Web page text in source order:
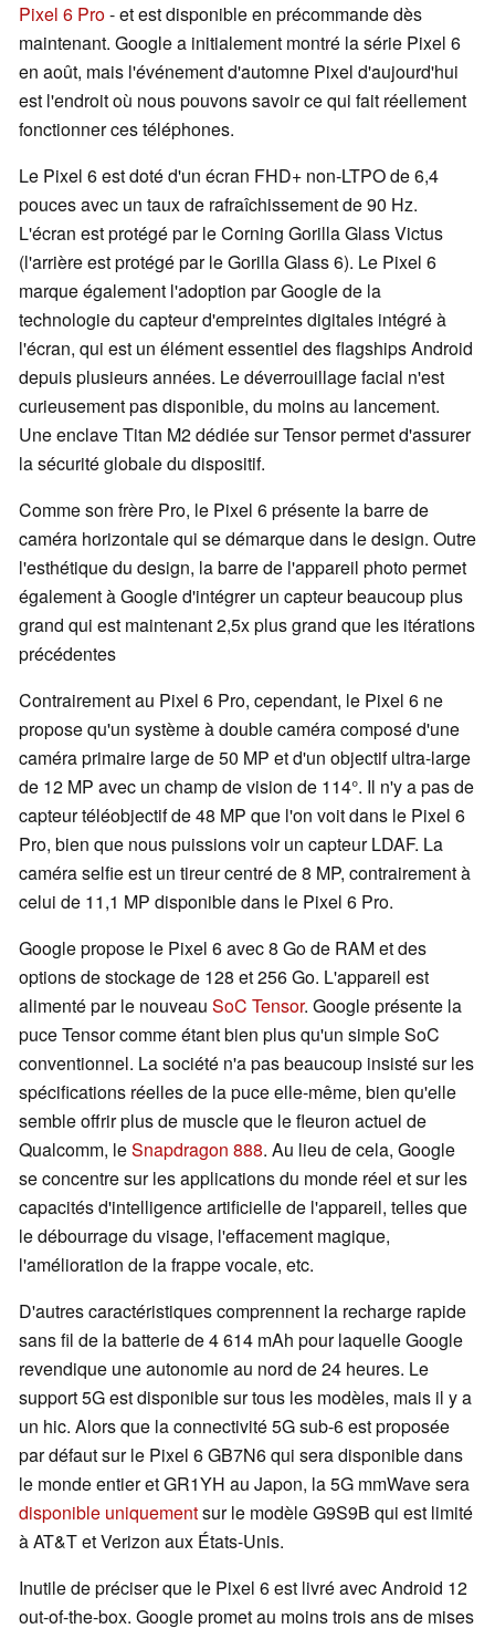
Pixel 6 Pro- et est disponible en précommande dès
maintenant. Google a initialement montré la série Pixel 6
en août, mais l'événement d'automne Pixel d'aujourd'hui
est l'endroit où nous pouvons savoir ce qui fait réellement
fonctionner ces téléphones.
Le Pixel 6 est doté d'un écran FHD+ non-LTPO de 6,4
pouces avec un taux de rafraîchissement de 90 Hz.
L'écran est protégé par le Corning Gorilla Glass Victus
(l'arrière est protégé par le Gorilla Glass 6). Le Pixel 6
marque également l'adoption par Google de la
technologie du capteur d'empreintes digitales intégré à
l'écran, qui est un élément essentiel des flagships Android
depuis plusieurs années. Le déverrouillage facial n'est
curieusement pas disponible, du moins au lancement.
Une enclave Titan M2 dédiée sur Tensor permet d'assurer
la sécurité globale du dispositif.
Comme son frère Pro, le Pixel 6 présente la barre de
caméra horizontale qui se démarque dans le design. Outre
l'esthétique du design, la barre de l'appareil photo permet
également à Google d'intégrer un capteur beaucoup plus
grand qui est maintenant 2,5x plus grand que les itérations
précédentes
Contrairement au Pixel 6 Pro, cependant, le Pixel 6 ne
propose qu'un système à double caméra composé d'une
caméra primaire large de 50 MP et d'un objectif ultra-large
de 12 MP avec un champ de vision de 114°. Il n'y a pas de
capteur téléobjectif de 48 MP que l'on voit dans le Pixel 6
Pro, bien que nous puissions voir un capteur LDAF. La
caméra selfie est un tireur centré de 8 MP, contrairement à
celui de 11,1 MP disponible dans le Pixel 6 Pro.
Google propose le Pixel 6 avec 8 Go de RAM et des
options de stockage de 128 et 256 Go. L'appareil est
alimenté par le nouveau SoC Tensor. Google présente la
puce Tensor comme étant bien plus qu'un simple SoC
conventionnel. La société n'a pas beaucoup insisté sur les
spécifications réelles de la puce elle-même, bien qu'elle
semble offrir plus de muscle que le fleuron actuel de
Qualcomm, leSnapdragon 888. Au lieu de cela, Google
se concentre sur les applications du monde réel et sur les
capacités d'intelligence artificielle de l'appareil, telles que
le débourrage du visage, l'effacement magique,
l'amélioration de la frappe vocale, etc.
D'autres caractéristiques comprennent la recharge rapide
sans fil de la batterie de 4 614 mAh pour laquelle Google
revendique une autonomie au nord de 24 heures. Le
support 5G est disponible sur tous les modèles, mais il y a
un hic. Alors que la connectivité 5G sub-6 est proposée
par défaut sur le Pixel 6 GB7N6 qui sera disponible dans
le monde entier et GR1YH au Japon, la 5G mmWave sera
disponible uniquementsur le modèle G9S9B qui est limité
à AT&T et Verizon aux États-Unis.
Inutile de préciser que le Pixel 6 est livré avec Android 12
out-of-the-box. Google promet au moins trois ans de mises